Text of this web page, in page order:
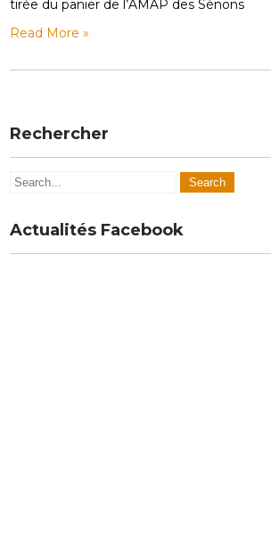
tirée du panier de l’AMAP des Sénons
Read More »
Rechercher
Actualités Facebook